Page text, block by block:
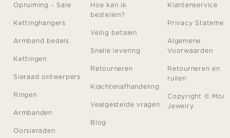
Opruiming - Sale
Kettinghangers
Armband bedels
Kettingen
Sieraad ontwerpers
Ringen
Armbanden
Oorsieraden
Hoe kan ik
bestellen?
Veilig betalen
Snelle levering
Retourneren
Klachtenafhandeling
Vealgestelde vragen
Blog
Klantenservice
Privacy
Algemene
Voorwaarden
Retourneren en
ruilen
Copyright ©
Jewelry